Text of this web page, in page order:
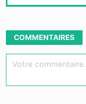
COMMENTAIRES
Votre commentaire...